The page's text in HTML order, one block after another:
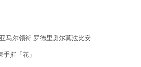
马尔领衔 罗德里奥尔莫法比安
摧「花」